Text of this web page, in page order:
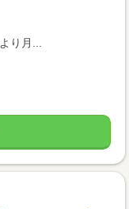
り月...